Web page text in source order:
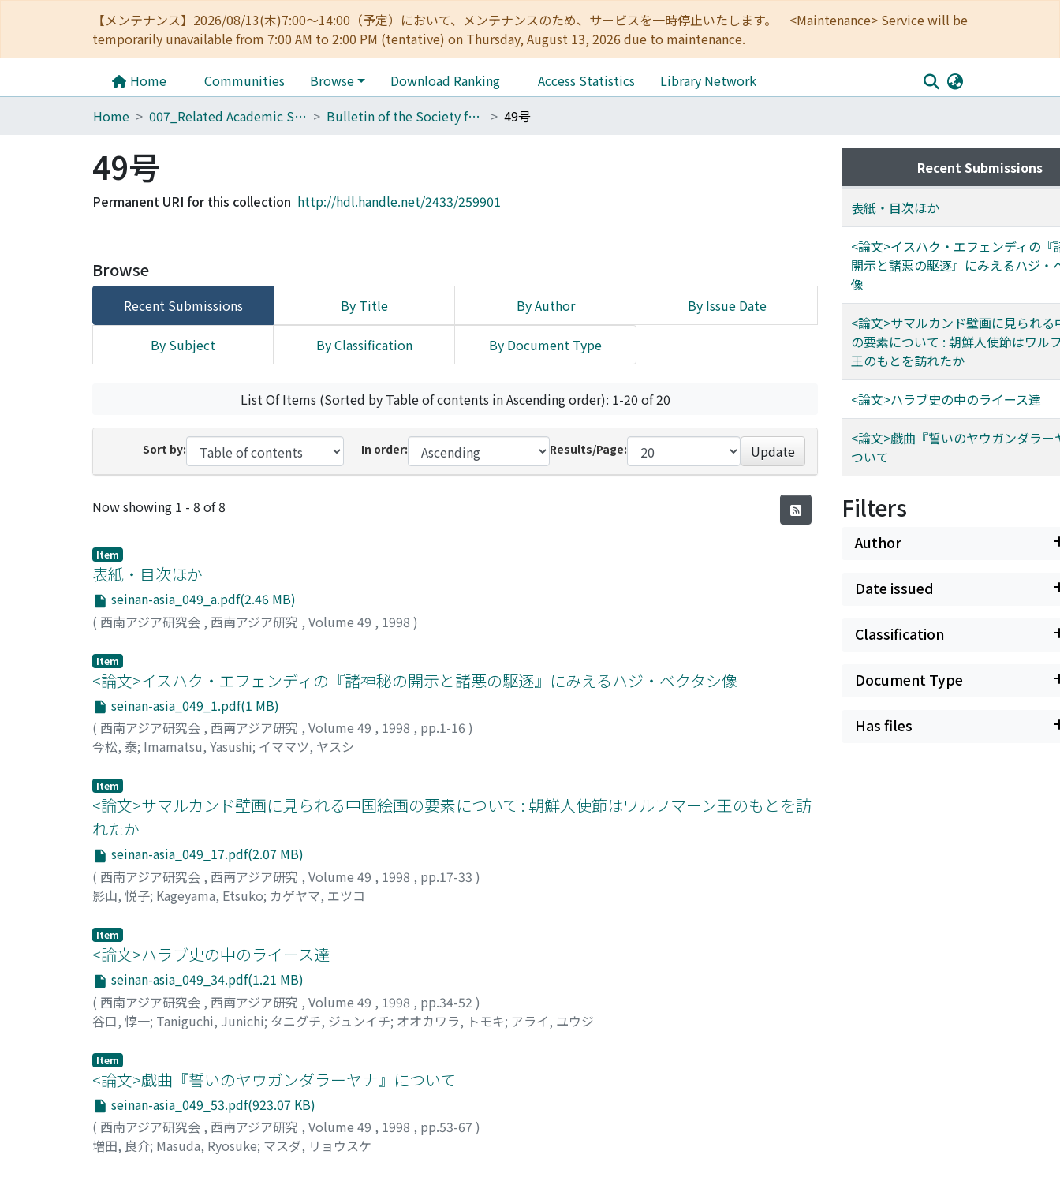
【メンテナンス】2026/08/13(木)7:00～14:00（予定）において、メンテナンスのため、サービスを一時停止いたします。 <Maintenance> Service will be
temporarily unavailable from 7:00 AM to 2:00 PM (tentative) on Thursday, August 13, 2026 due to maintenance.
Home Communities Browse Download Ranking Access Statistics
Library Network
Home
007_Related Academic Societies Bulletin of the Society for Western and Southern Asiatic Studies, Kyoto University 49号
49号
Permanent URI for this collection http://hdl.handle.net/2433/259901
Browse
Recent Submissions By Title By Author By Issue Date
By Subject By Classification By Document Type
List Of Items (Sorted by Table of contents in Ascending order): 1-20 of 20
Sort by: In order: Results/Page: Update
Recent Submissions
Now showing 1 - 8 of 8
Item
表紙・目次ほか
seinan-asia_049_a.pdf(2.46 MB)
( 西南アジア研究会 , 西南アジア研究 , Volume 49 , 1998 )
Item
<論文>イスハク・エフェンディの『諸神秘の開示と諸悪の駆逐』にみえるハジ・ベクタシ像
seinan-asia_049_1.pdf(1 MB)
( 西南アジア研究会 , 西南アジア研究 , Volume 49 , 1998 , pp.1-16 )
今松, 泰; Imamatsu, Yasushi; イママツ, ヤスシ
Item
<論文>サマルカンド壁画に見られる中国絵画の要素について : 朝鮮人使節はワルフマーン王のもとを訪
れたか
seinan-asia_049_17.pdf(2.07 MB)
( 西南アジア研究会 , 西南アジア研究 , Volume 49 , 1998 , pp.17-33 )
影山, 悦子; Kageyama, Etsuko; カゲヤマ, エツコ
Item
<論文>ハラブ史の中のライース達
seinan-asia_049_34.pdf(1.21 MB)
( 西南アジア研究会 , 西南アジア研究 , Volume 49 , 1998 , pp.34-52 )
谷口, 惇一; Taniguchi, Junichi; タニグチ, ジュンイチ; オオカワラ, トモキ; アライ, ユウジ
Item
<論文>戯曲『誓いのヤウガンダラーヤナ』について
seinan-asia_049_53.pdf(923.07 KB)
( 西南アジア研究会 , 西南アジア研究 , Volume 49 , 1998 , pp.53-67 )
増田, 良介; Masuda, Ryosuke; マスダ, リョウスケ
Recent Submissions
表紙・目次ほか
<論文>イスハク・エフェンディの『
開示と諸悪の駆逐』にみえるハジ・
像
<論文>サマルカンド壁画に見られる
の要素について : 朝鮮人使節はワル
王のもとを訪れたか
<論文>ハラブ史の中のライース達
<論文>戯曲『誓いのヤウガンダラー
ついて
Filters
Author
Date issued
Classification
Document Type
Has files